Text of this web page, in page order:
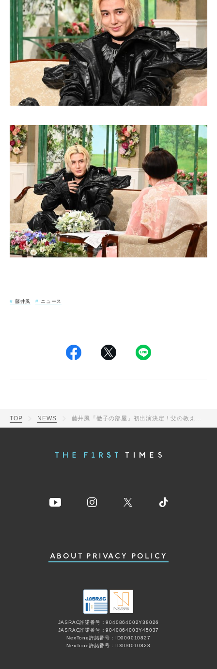
藤井風 ニュース
TOP NEWS 藤井風『徹子の部屋』初出演決定！父の教えを胸に“努力”を積み重ねた日々を語る
ABOUT PRIVACY POLICY
JASRAC許諾番号：9040864002Y38026
JASRAC許諾番号：9040864003Y45037
NexTone許諾番号：ID000010827
NexTone許諾番号：ID000010828